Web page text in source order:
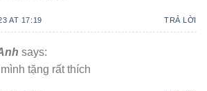
AT 17:19 TRẢ LỜI
says:
tặng rất thích